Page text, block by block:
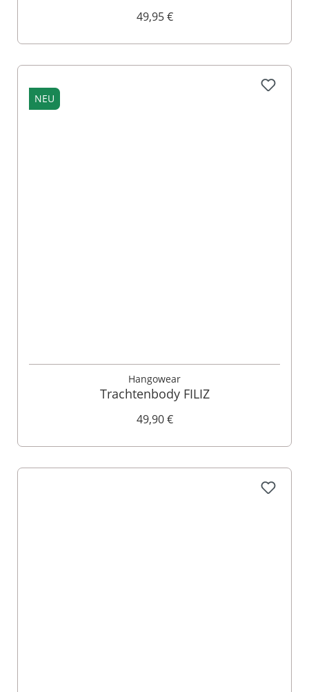
49,95 €
NEU
Hangowear
Trachtenbody FILIZ
49,90 €